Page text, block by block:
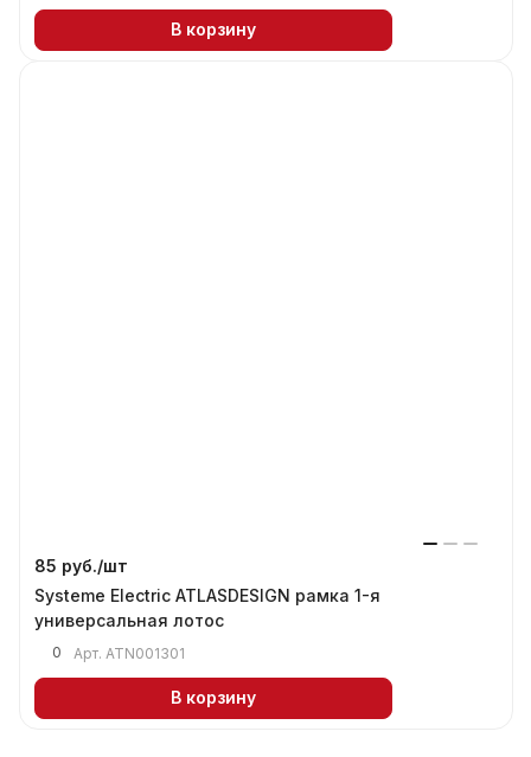
В корзину
85 руб./шт
Systeme Electric ATLASDESIGN рамка 1-я
универсальная лотос
0 Арт. ATN001301
В корзину